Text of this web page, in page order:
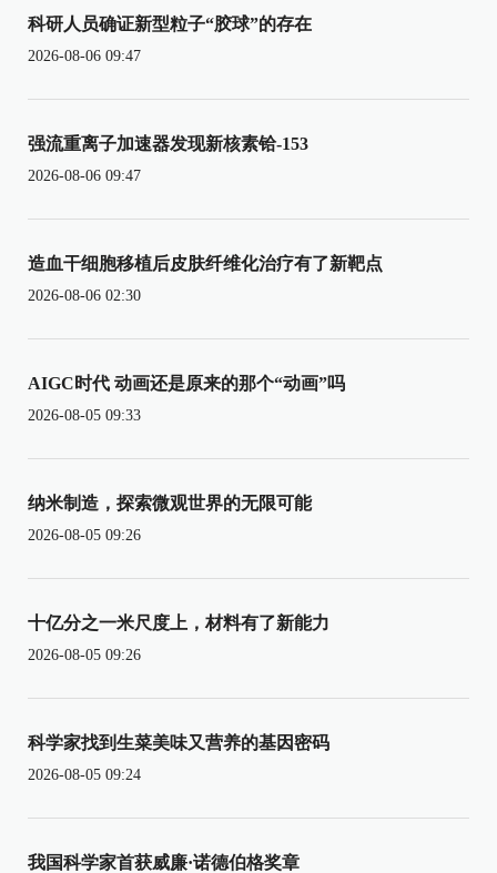
科研人员确证新型粒子“胶球”的存在
2026-08-06 09:47
强流重离子加速器发现新核素铪-153
2026-08-06 09:47
造血干细胞移植后皮肤纤维化治疗有了新靶点
2026-08-06 02:30
AIGC时代 动画还是原来的那个“动画”吗
2026-08-05 09:33
纳米制造，探索微观世界的无限可能
2026-08-05 09:26
十亿分之一米尺度上，材料有了新能力
2026-08-05 09:26
科学家找到生菜美味又营养的基因密码
2026-08-05 09:24
我国科学家首获威廉·诺德伯格奖章